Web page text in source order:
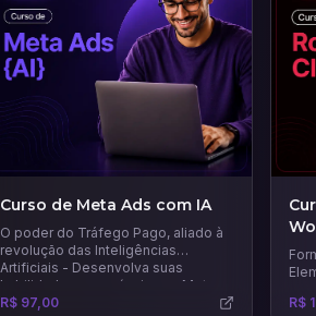
Curso de Meta Ads com IA
O poder do Tráfego Pago, aliado à
revolução das Inteligências
Artificiais - Desenvolva suas
habilidades em anúncios na Meta
usando todo potencial das
R$ 97,00 R$